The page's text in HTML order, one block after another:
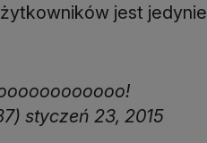
jest jedynie
styczeń 23, 2015